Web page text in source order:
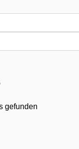
gefunden